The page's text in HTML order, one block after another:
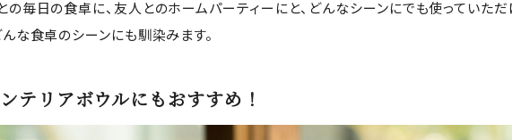
の毎日の食卓に、友人とのホームパーティーにと、どんなシーンにでも使っていただ
んな食卓のシーンにも馴染みます。
テリアボウルにもおすすめ！